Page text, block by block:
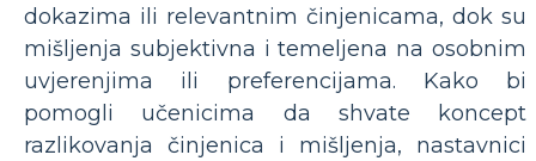
dokazima ili relevantnim činjenicama, dok su
mišljenja subjektivna i temeljena na osobnim
uvjerenjima ili preferencijama. Kako bi
pomogli učenicima da shvate koncept
razlikovanja činjenica i mišljenja, nastavnici